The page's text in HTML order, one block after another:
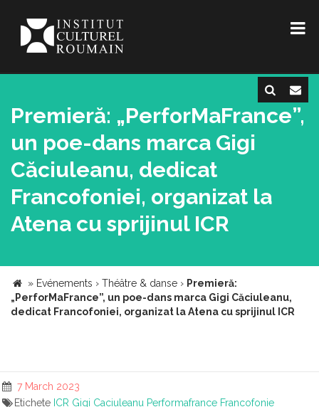
Premieră: „PerforMaFrance”,
un poe-dans marca Gigi
Căciuleanu, dedicat
Francofoniei, organizat la
Atena cu sprijinul ICR
» Evénements › Théâtre & danse › Premieră:
„PerforMaFrance”, un poe-dans marca Gigi Căciuleanu,
dedicat Francofoniei, organizat la Atena cu sprijinul ICR
7 March 2023
Etichete ICR Gigi Caciuleanu Performafrance Francofonie